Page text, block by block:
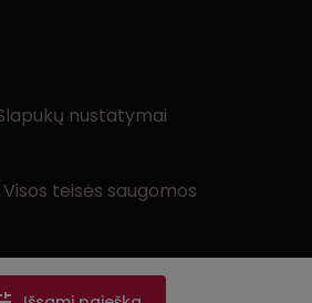
nustatymai
teisės saugomos